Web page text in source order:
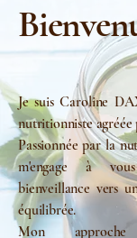
Je suis Caroline
nutritionniste agréée
Passionnée par la
m'engage à
bienveillance vers
équilibrée.
Mon